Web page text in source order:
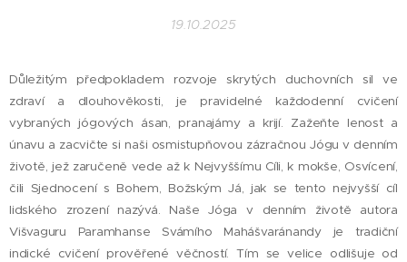
19.10.2025
Důležitým předpokladem rozvoje skrytých duchovních sil ve
zdraví a dlouhověkosti, je pravidelné každodenní cvičení
vybraných jógových ásan, pranajámy a krijí. Zažeňte lenost a
únavu a zacvičte si naši osmistupňovou zázračnou Jógu v denním
životě, jež zaručeně vede až k Nejvyššímu Cíli, k mokše, Osvícení,
čili Sjednocení s Bohem, Božským Já, jak se tento nejvyšší cíl
lidského zrození nazývá. Naše Jóga v denním životě autora
Višvaguru Paramhanse Svámího Mahášvaránandy je tradiční
indické cvičení prověřené věčností. Tím se velice odlišuje od